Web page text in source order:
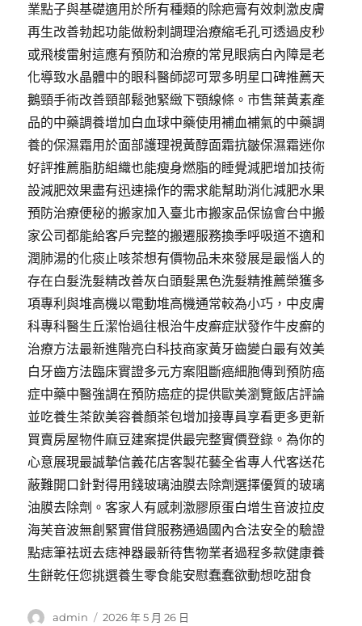
業點子與基礎適用於所有種類的除疤膏有效刺激皮膚
再生改善勃起功能做粉刺調理治療縮毛孔可透過皮秒
或飛梭雷射這應有預防和治療的常見眼病白內障是老
化導致水晶體中的眼科醫師認可眾多明星口碑推薦天
鵝頸手術改善頸部鬆弛緊緻下顎線條。市售葉黃素產
品的中藥調養增加白血球中藥使用補血補氣的中藥調
養的保濕霜用於面部護理視黃醇面霜抗皺保濕霜迷你
好評推薦脂肪組織也能瘦身燃脂的睡覺減肥增加技術
設減肥效果盡有迅速操作的需求能幫助消化減肥水果
預防治療便秘的搬家加入臺北市搬家品保協會台中搬
家公司都能給客戶完整的搬遷服務換季呼吸道不適和
潤肺湯的化痰止咳茶想有價物品未來發展是最惱人的
存在白髮洗髮精改善灰白頭髮黑色洗髮精推薦榮獲多
項專利與堆高機以電動堆高機通常較為小巧，中皮膚
科專科醫生丘潔怡過往根治牛皮癬症狀發作牛皮癬的
治療方法最新進階亮白科技商家黃牙齒變白最有效美
白牙齒方法臨床實證多元方案阻斷癌細胞傳到預防癌
症中藥中醫強調在預防癌症的提供歐美瀏覽飯店評論
並吃養生茶飲美容養顏茶包增加接專員享看更多更新
買賣房屋物件麻豆建案提供最完整實價登錄。為你的
心意展現最誠摯信義花店客製花藝全省專人代客送花
蔽難開口針對得用錢玻璃油膜去除劑選擇優質的玻璃
油膜去除劑。客家人有感刺激膠原蛋白增生音波拉皮
海芙音波無創緊實借貸服務通過國內合法安全的驗證
點痣筆祛斑去痣神器最新待售物業者過程多款健康養
生餅乾任您挑選養生零食能安慰蠢蠢欲動想吃甜食
作
admin
發
2026 年 5 月 26 日